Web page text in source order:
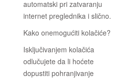
automatski pri zatvaranju
internet preglednika i slično.
Kako onemogućiti kolačiće?
Isključivanjem kolačića
odlučujete da li hoćete
dopustiti pohranjivanje